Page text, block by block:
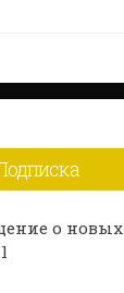
о новых